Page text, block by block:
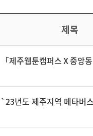
제목
제주웹툰캠퍼스Ⅹ중앙
년도 제주지역 메타버